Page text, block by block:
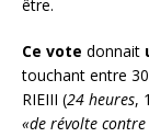
être.
Ce vote donnait
touchant entre
RIEIII (24 heures,
«de révolte contre